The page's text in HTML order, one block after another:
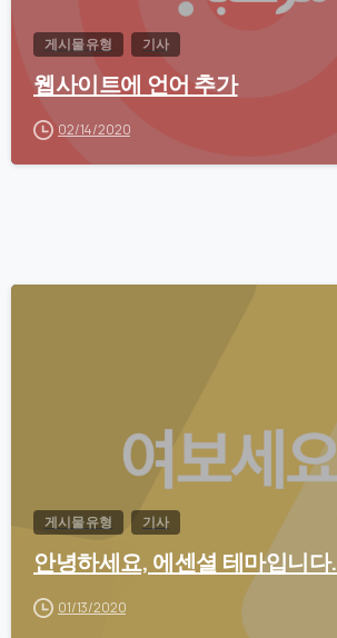
게시물 유형 기사
웹사이트에 언어 추가
02/14/2020
게시물 유형 기사
안녕하세요, 에센셜 테마입니다.
01/13/2020